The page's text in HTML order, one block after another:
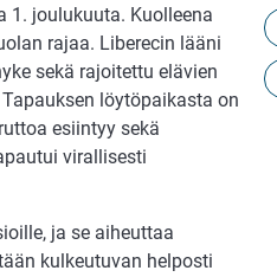
1. joulukuuta. Kuolleena
rajaa. Liberecin lääni
sekä rajoitettu elävien
löytöpaikasta on
esiintyy sekä
virallisesti
ja se aiheuttaa
kulkeutuvan helposti